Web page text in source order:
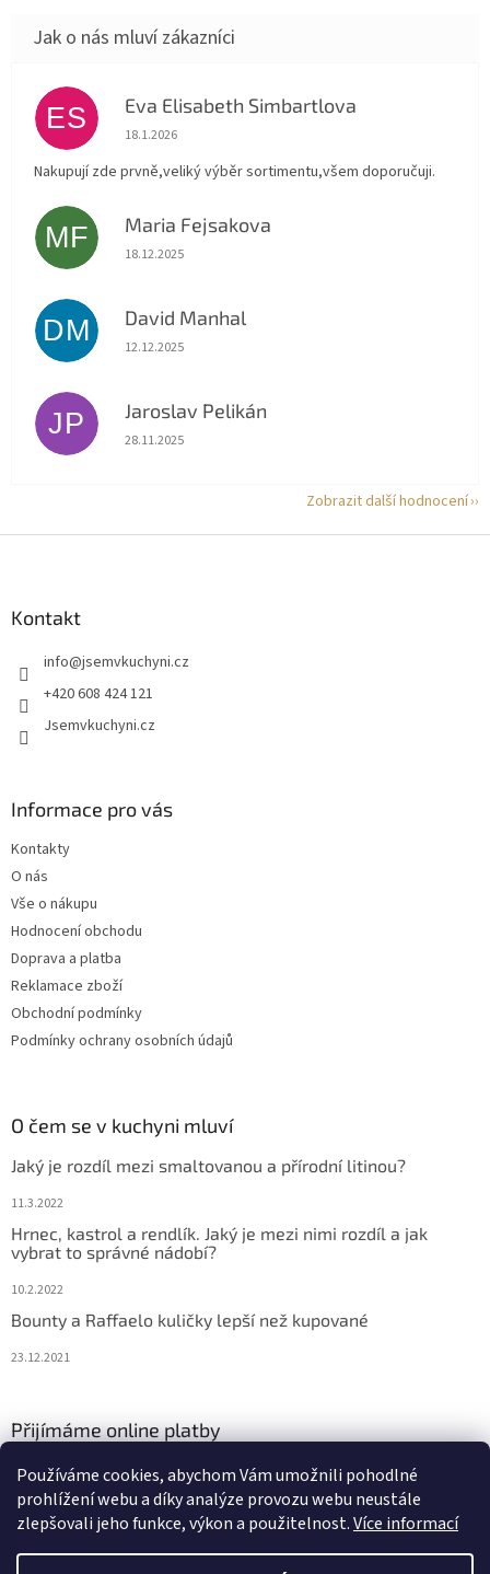
Používáme cookies, abychom Vám umožnili pohodlné
prohlížení webu a díky analýze provozu webu neustále
zlepšovali jeho funkce, výkon a použitelnost.Více informací
ES Eva Elisabeth Simbartlova
Hodnocení obchodu je 5 z 5 hvězdiček.
18.1.2026
Nakupují zde prvně,veliký výběr sortimentu,všem doporučuji.
MF Maria Fejsakova
Hodnocení obchodu je 5 z 5 hvězdiček.
18.12.2025
DM David Manhal
Hodnocení obchodu je 5 z 5 hvězdiček.
12.12.2025
JP Jaroslav Pelikán
Hodnocení obchodu je 5 z 5 hvězdiček.
28.11.2025
Zobrazit další hodnocení
Kontakt
info@jsemvkuchyni.cz
+420 608 424 121
Jsemvkuchyni.cz
Informace pro vás
Kontakty
O nás
Vše o nákupu
Hodnocení obchodu
Doprava a platba
Reklamace zboží
Obchodní podmínky
Podmínky ochrany osobních údajů
O čem se v kuchyni mluví
Jaký je rozdíl mezi smaltovanou a přírodní litinou?
11.3.2022
Hrnec, kastrol a rendlík. Jaký je mezi nimi rozdíl a jak
vybrat to správné nádobí?
10.2.2022
Bounty a Raffaelo kuličky lepší než kupované
23.12.2021
Přijímáme online platby